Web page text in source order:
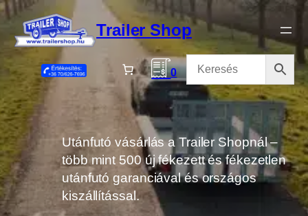
Ugrás
tartalomhoz
Trailer Shop
0
Utánfutó vásárlás a Trailer Shopnál –
több mint 500 új fékezett és fékezetlen
utánfutó garanciával és országos
kiszállítással.